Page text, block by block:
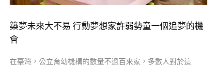
築夢未來大不易 行動夢想家許弱勢童一個追夢的機
會
在臺灣，公立育幼機構的數量不過百來家，多數人對於這